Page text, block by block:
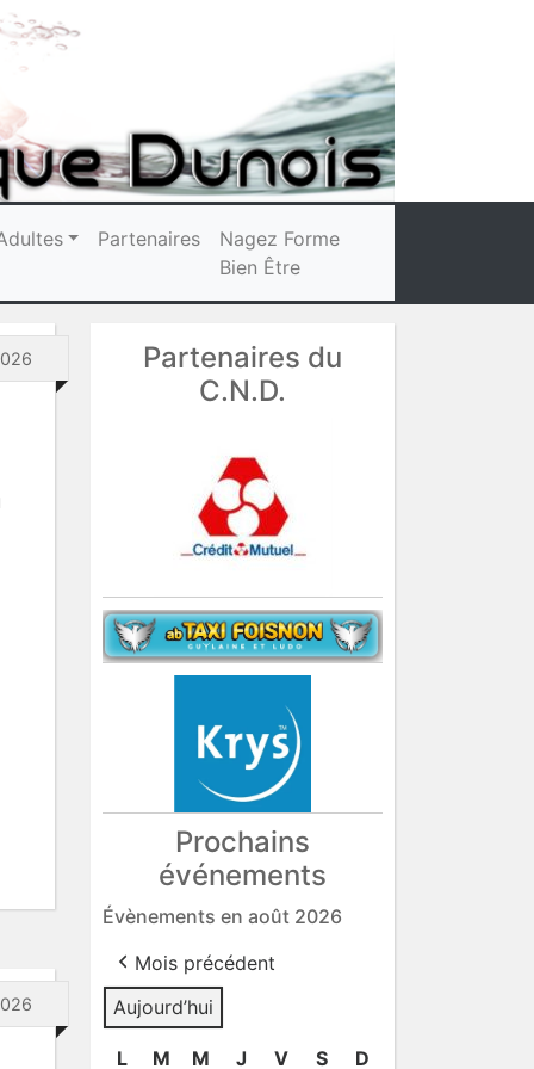
Partenaires
Nagez Forme
Bien Être
Partenaires du
C.N.D.
Prochains
événements
Évènements en août 2026
Mois précédent
Aujourd’hui
L lundi
M mardi
M mercredi
J jeudi
V vendredi
S samedi
D